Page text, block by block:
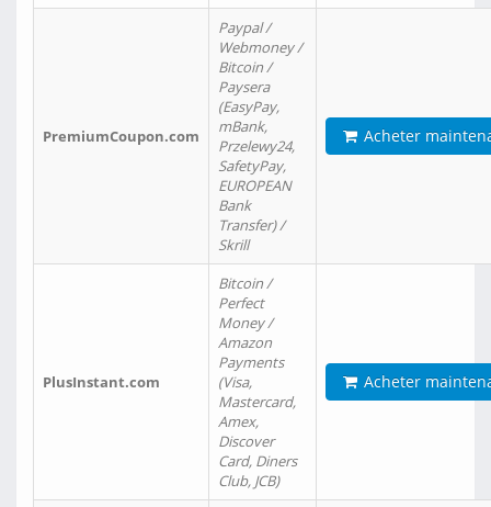
PremiumCoupon.com
Paypal /
Webmoney /
Bitcoin /
Paysera
(EasyPay,
mBank,
Przelewy24,
SafetyPay,
EUROPEAN
Bank
Transfer) /
Skrill
Acheter
PlusInstant.com
Bitcoin /
Perfect
Money /
Amazon
Payments
(Visa,
Mastercard,
Amex,
Discover
Card, Diners
Club, JCB)
Acheter